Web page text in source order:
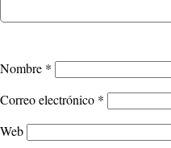
Nombre *
Correo electrónico *
Web